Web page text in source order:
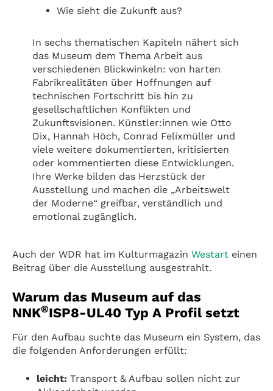
Wie sieht die Zukunft aus?
In sechs thematischen Kapiteln nähert sich
das Museum dem Thema Arbeit aus
verschiedenen Blickwinkeln: von harten
Fabrikrealitäten über Hoffnungen auf
technischen Fortschritt bis hin zu
gesellschaftlichen Konflikten und
Zukunftsvisionen. Künstler:innen wie Otto
Dix, Hannah Höch, Conrad Felixmüller und
viele weitere dokumentierten, kritisierten
oder kommentierten diese Entwicklungen.
Ihre Werke bilden das Herzstück der
Ausstellung und machen die „Arbeitswelt
der Moderne“ greifbar, verständlich und
emotional zugänglich.
Auch der WDR hat im Kulturmagazin Westart einen
Beitrag über die Ausstellung ausgestrahlt.
Warum das Museum auf das
NNK®ISP8-UL40 Typ A Profil setzt
Für den Aufbau suchte das Museum ein System, das
die folgenden Anforderungen erfüllt:
leicht: Transport & Aufbau sollen nicht zur